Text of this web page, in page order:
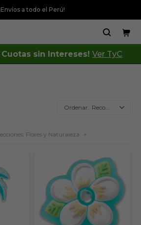
¡Envíos a todo el Perú!
Cuotas sin Intereses! Ver TyC
Recomendados
Flores y Naturaleza